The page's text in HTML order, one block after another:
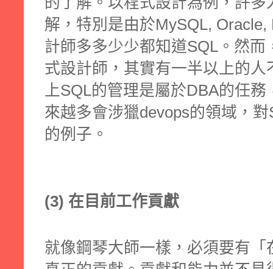
解，特別是由於MySQL,
計師多多少少都知道SQL。然
式設計師，其實有一半以上的
上SQL的管理是屬於DBA的任
來越多會涉獵devops的領域，
的例子。
(3) 在目前工作貢獻
就像鋼琴大師一樣，必須要有